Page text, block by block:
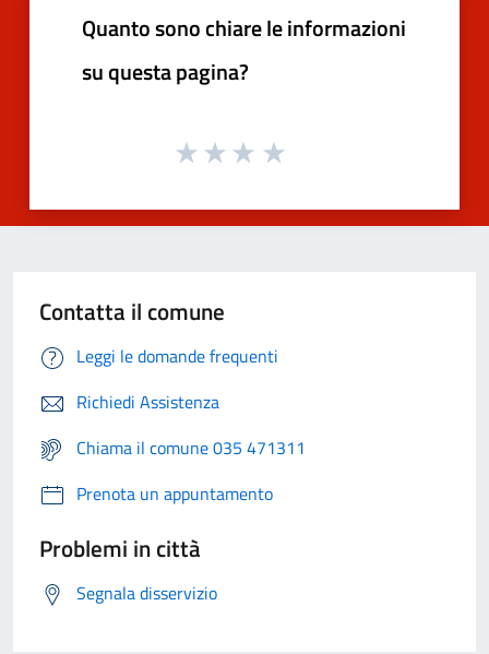
Quanto sono chiare le informazioni
su questa pagina?
Contatta il comune
Leggi le domande frequenti
Richiedi Assistenza
Chiama il comune 035 471311
Prenota un appuntamento
Problemi in città
Segnala disservizio